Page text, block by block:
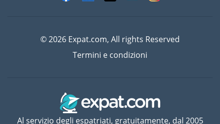
© 2026 Expat.com, All rights Reserved
Termini e condizioni
Al servizio degli espatriati, gratuitamente, dal 2005